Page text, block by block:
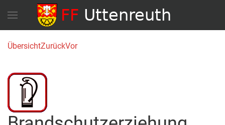
ÜbersichtZurückVor